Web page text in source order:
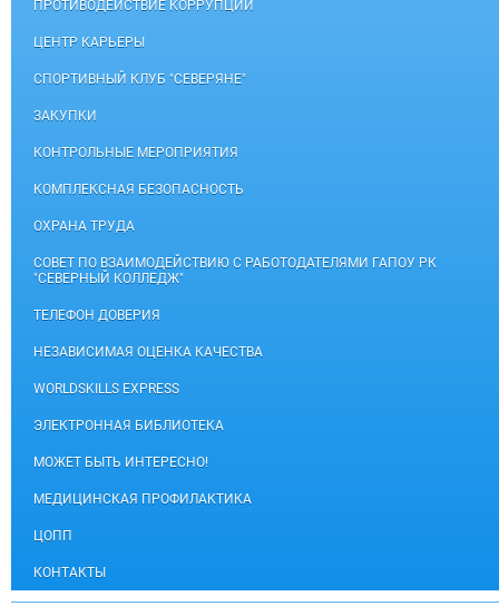
ПРОТИВОДЕЙСТВИЕ КОРРУПЦИИ
ЦЕНТР КАРЬЕРЫ
СПОРТИВНЫЙ КЛУБ "СЕВЕРЯНЕ"
ЗАКУПКИ
КОНТРОЛЬНЫЕ МЕРОПРИЯТИЯ
КОМПЛЕКСНАЯ БЕЗОПАСНОСТЬ
ОХРАНА ТРУДА
СОВЕТ ПО ВЗАИМОДЕЙСТВИЮ С РАБОТОДАТЕЛЯМИ ГАПОУ РК
"СЕВЕРНЫЙ КОЛЛЕДЖ"
ТЕЛЕФОН ДОВЕРИЯ
НЕЗАВИСИМАЯ ОЦЕНКА КАЧЕСТВА
WORLDSKILLS EXPRESS
ЭЛЕКТРОННАЯ БИБЛИОТЕКА
МОЖЕТ БЫТЬ ИНТЕРЕСНО!
МЕДИЦИНСКАЯ ПРОФИЛАКТИКА
ЦОПП
КОНТАКТЫ